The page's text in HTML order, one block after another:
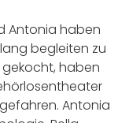
Antonia haben
begleiten zu
gekocht, haben
Antonia